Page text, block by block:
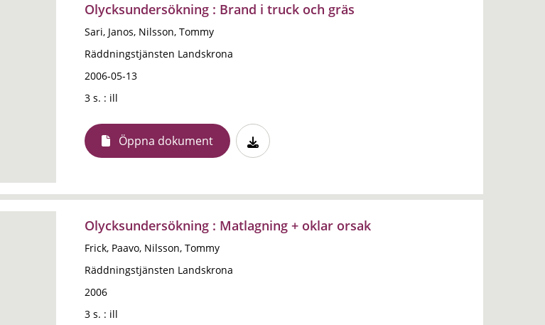
Olycksundersökning : Brand i truck och gräs
Sari, Janos, Nilsson, Tommy
Räddningstjänsten Landskrona
2006-05-13
3 s. : ill
Öppna dokument
Olycksundersökning : Matlagning + oklar orsak
Frick, Paavo, Nilsson, Tommy
Räddningstjänsten Landskrona
2006
3 s. : ill